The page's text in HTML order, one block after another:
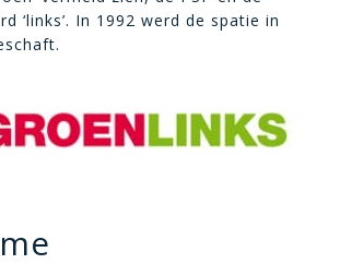
‘links’. In 1992 werd de spatie in